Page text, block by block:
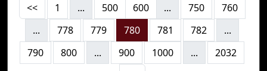
<< 1 ... 500 600 ... 750
760
...
778 779 780 781 782
...
790
800 ... 900 1000 ...
2032